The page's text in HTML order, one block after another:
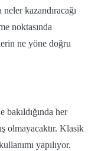
kazandıracağı
noktasında
ne yöne doğru
bakıldığında her
olmayacaktır. Klasik
yapılıyor.